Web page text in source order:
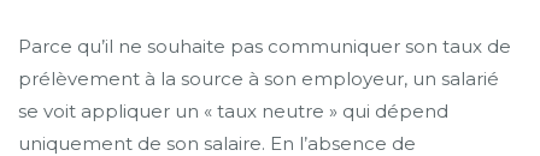
Parce qu’il ne souhaite pas communiquer son taux de
prélèvement à la source à son employeur, un salarié
se voit appliquer un « taux neutre » qui dépend
uniquement de son salaire. En l’absence de